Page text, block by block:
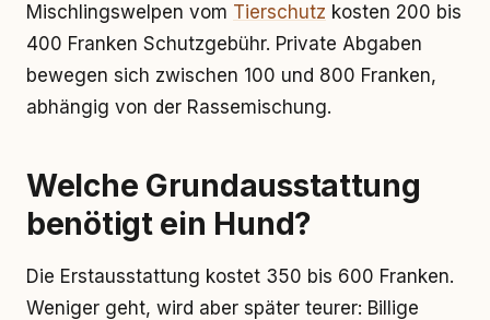
Mischlingswelpen vom Tierschutz kosten 200 bis
400 Franken Schutzgebühr. Private Abgaben
bewegen sich zwischen 100 und 800 Franken,
abhängig von der Rassemischung.
Welche Grundausstattung
benötigt ein Hund?
Die Erstausstattung kostet 350 bis 600 Franken.
Weniger geht, wird aber später teurer: Billige